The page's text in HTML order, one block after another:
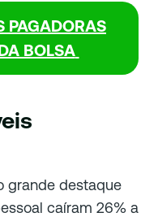
PAGADORAS
BOLSA
grande destaque
caíram 26% a